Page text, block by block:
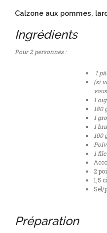
Calzone aux pommes,
Ingrédients
Pour 2 personnes :
1
(si
1
180
1
1
100
1
2
1,5
Sel/
Préparation